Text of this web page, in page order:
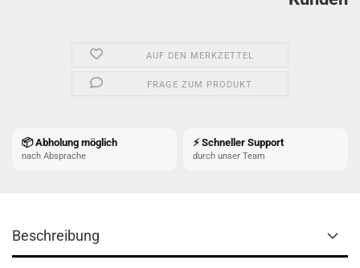
AUF DEN MERKZETTEL
FRAGE ZUM PRODUKT
📦 Abholung möglich
nach Absprache
⚡ Schneller Support
durch unser Team
Beschreibung